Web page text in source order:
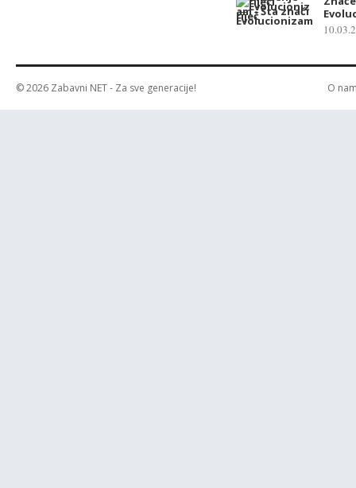
© 2026 Zabavni NET- Za sve generacije! O